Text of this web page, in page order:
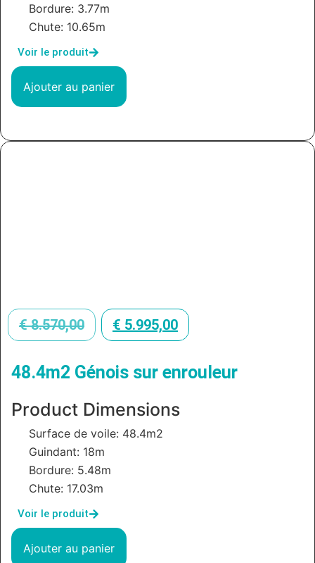
Bordure: 3.77m
Chute: 10.65m
Voir le produit
Ajouter au panier
€8.570,00 € 5.995,00
48.4m2 Génois sur enrouleur
Product Dimensions
Surface de voile: 48.4m2
Guindant: 18m
Bordure: 5.48m
Chute: 17.03m
Voir le produit
Ajouter au panier